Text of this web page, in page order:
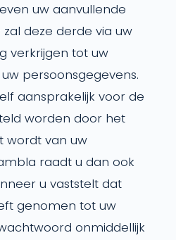
uw aanvullende
deze derde via uw
verkrijgen tot uw
persoonsgegevens.
aansprakelijk voor de
worden door het
wordt van uw
raadt u dan ook
u vaststelt dat
genomen tot uw
onmiddellijk